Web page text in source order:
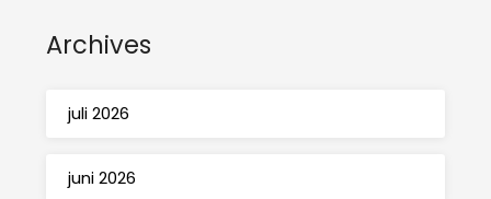
Archives
juli 2026
juni 2026